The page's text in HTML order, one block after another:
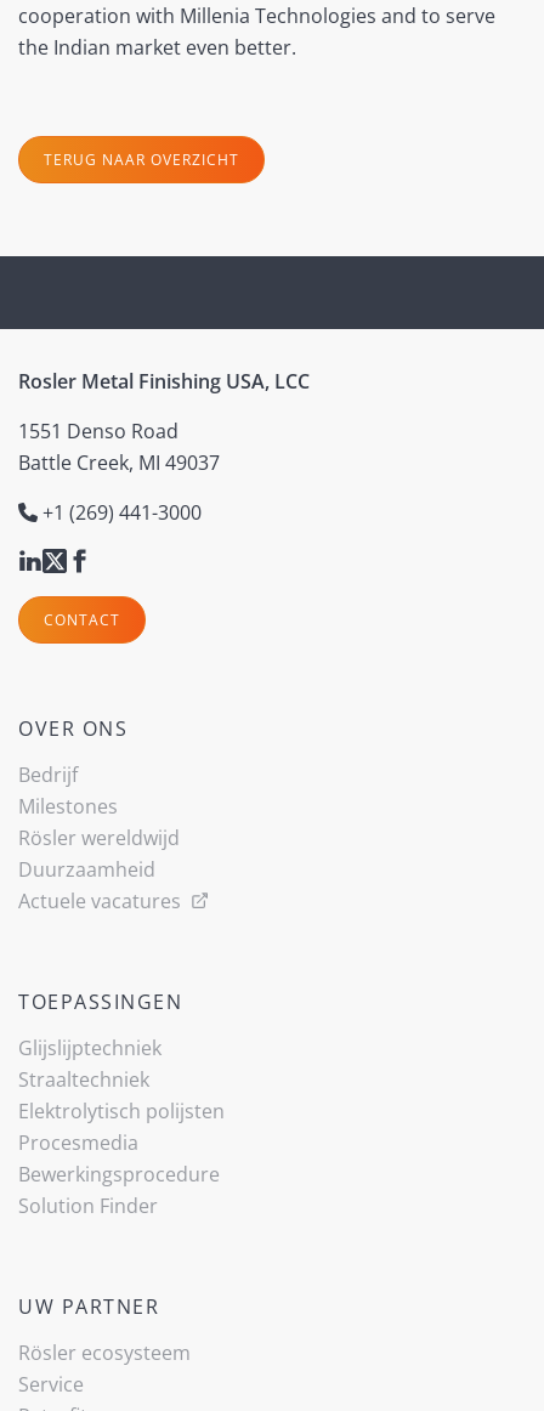
cooperation with Millenia Technologies and to serve
the Indian market even better.
TERUG NAAR OVERZICHT
Rosler Metal Finishing USA, LCC
1551 Denso Road
Battle Creek, MI 49037
+1 (269) 441-3000
CONTACT
OVER ONS
Bedrijf
Milestones
Rösler wereldwijd
Duurzaamheid
Actuele vacatures
TOEPASSINGEN
Glijslijp­techniek
Straaltechniek
Elektrolytisch polijsten
Procesmedia
Bewerkingsprocedure
Solution Finder
UW PARTNER
Rösler ecosysteem
Service